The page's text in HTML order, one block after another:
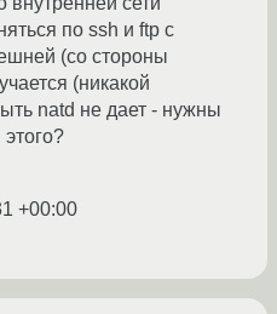
по ssh и ftp с
(со стороны
(никакой
natd не дает - нужны
+00:00